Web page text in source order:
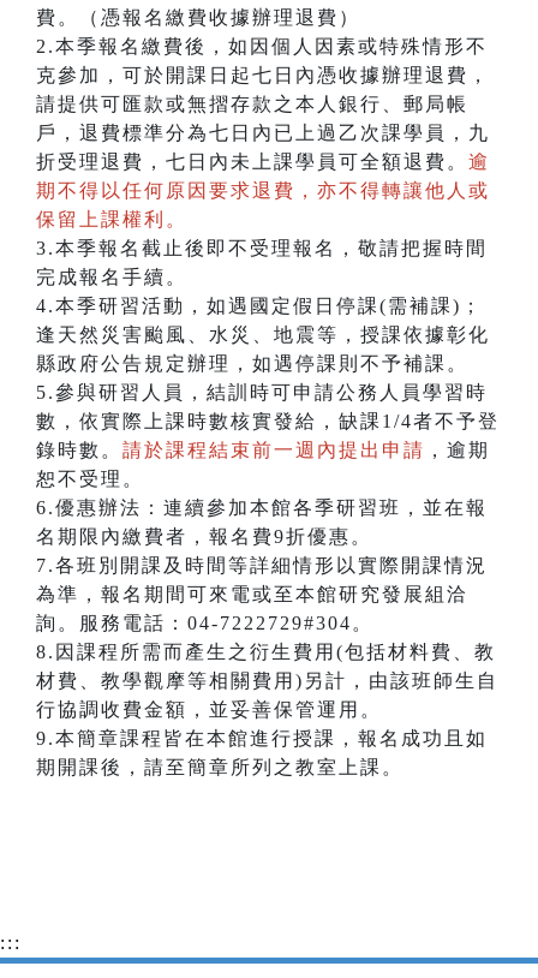
費。（憑報名繳費收據辦理退費）
2.本季報名繳費後，如因個人因素或特殊情形不
克參加，可於開課日起七日內憑收據辦理退費，
請提供可匯款或無摺存款之本人銀行、郵局帳
戶，退費標準分為七日內已上過乙次課學員，九
折受理退費，七日內未上課學員可全額退費。 逾
期不得以任何原因要求退費，亦不得轉讓他人或
保留上課權利。
3.本季報名截止後即不受理報名，敬請把握時間
完成報名手續。
4.本季研習活動，如遇國定假日停課(需補課)；
逢天然災害颱風、水災、地震等，授課依據彰化
縣政府公告規定辦理，如遇停課則不予補課。
5.參與研習人員，結訓時可申請公務人員學習時
數，依實際上課時數核實發給，缺課1/4者不予登
錄時數。 請於課程結束前一週內提出申請 ，逾期
恕不受理。
6.優惠辦法：連續參加本館各季研習班，並在報
名期限內繳費者，報名費9折優惠。
7.各班別開課及時間等詳細情形以實際開課情況
為準，報名期間可來電或至本館研究發展組洽
詢。服務電話：04-7222729#304。
8.因課程所需而產生之衍生費用(包括材料費、教
材費、教學觀摩等相關費用)另計，由該班師生自
行協調收費金額，並妥善保管運用。
9.本簡章課程皆在本館進行授課，報名成功且如
期開課後，請至簡章所列之教室上課。
:::